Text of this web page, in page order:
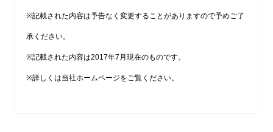
※記載された内容は予告なく変更することがありますので予めご了
承ください。
※記載された内容は2017年7月現在のものです。
※詳しくは当社ホームページをご覧ください。